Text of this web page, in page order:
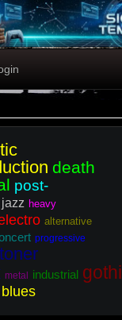
death
post-
jazz heavy
alternative
progressive
metal industrial
blues